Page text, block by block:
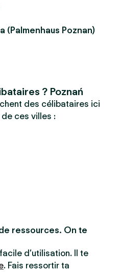
(Palmenhaus Poznan)
? Poznań
des célibataires ici
ces villes :
ressources. On te
d’utilisation. Il te
. Fais ressortir ta